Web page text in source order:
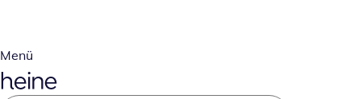
Menü